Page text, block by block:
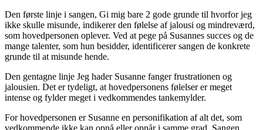
Den første linje i sangen, Gi mig bare 2 gode grunde til hvorfor jeg
ikke skulle misunde, indikerer den følelse af jalousi og mindreværd,
som hovedpersonen oplever. Ved at pege på Susannes succes og de
mange talenter, som hun besidder, identificerer sangen de konkrete
grunde til at misunde hende.
Den gentagne linje Jeg hader Susanne fanger frustrationen og
jalousien. Det er tydeligt, at hovedpersonens følelser er meget
intense og fylder meget i vedkommendes tankemylder.
For hovedpersonen er Susanne en personifikation af alt det, som
vedkommende ikke kan opnå eller opnår i samme grad. Sangen